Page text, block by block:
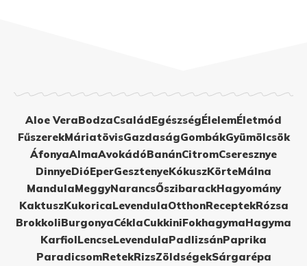
Aloe VeraBodzaCsaládEgészségÉlelemÉletmód
FűszerekMáriatövisGazdaságGombákGyümölcsök
ÁfonyaAlmaAvokádóBanánCitromCseresznye
DinnyeDióEperGesztenyeKókuszKörteMálna
MandulaMeggyNarancsŐszibarackHagyomány
KaktuszKukoricaLevendulaOtthonReceptekRózsa
BrokkoliBurgonyaCéklaCukkiniFokhagymaHagyma
KarfiolLencseLevendulaPadlizsánPaprika
ParadicsomRetekRizsZöldségekSárgarépa